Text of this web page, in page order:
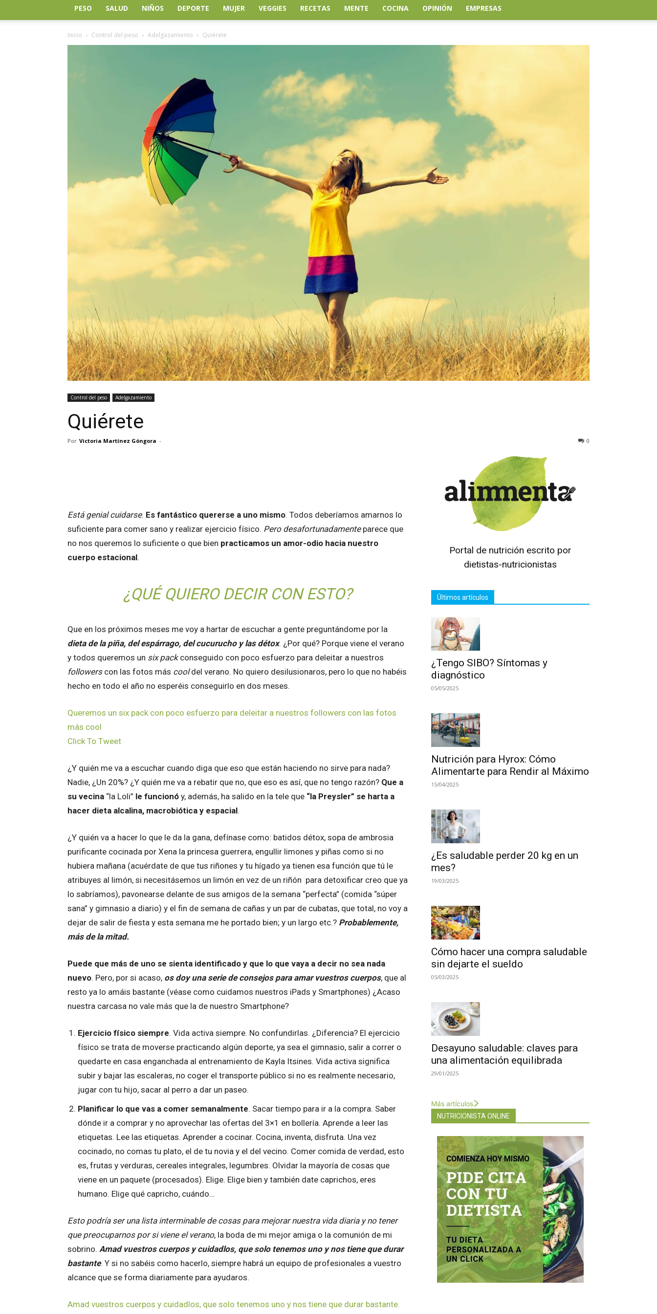
PESO SALUD NIÑOS DEPORTE MUJER VEGGIES RECETAS MENTE COCINA OPINIÓN EMPRESAS
Inicio Control del peso Adelgazamiento Quiérete
Control del peso Adelgazamiento
Quiérete
Por Victoria Martínez Góngora - 0
Está genial cuidarse. Es fantástico quererse a uno mismo. Todos deberíamos amarnos lo
suficiente para comer sano y realizar ejercicio físico. Pero desafortunadamenteparece que
no nos queremos lo suficiente o que bien practicamos un amor-odio hacia nuestro
cuerpo estacional.
¿QUÉ QUIERO DECIR CON ESTO?
Que en los próximos meses me voy a hartar de escuchar a gente preguntándome por la
dieta de la piña, del espárrago, del cucurucho y las détox. ¿Por qué? Porque viene el verano
y todos queremos un six packconseguido con poco esfuerzo para deleitar a nuestros
followerscon las fotos más cooldel verano. No quiero desilusionaros, pero lo que no habéis
hecho en todo el año no esperéis conseguirlo en dos meses.
Queremos un six pack con poco esfuerzo para deleitar a nuestros followers con las fotos
más cool
Click To Tweet
¿Y quién me va a escuchar cuando diga que eso que están haciendo no sirve para nada?
Nadie, ¿Un 20%? ¿Y quién me va a rebatir que no, que eso es así, que no tengo razón? Que a
su vecina “la Loli” le funcionó y, además, ha salido en la tele que “la Preysler” se harta a
hacer dieta alcalina, macrobiótica y espacial.
¿Y quién va a hacer lo que le da la gana, defínase como: batidos détox, sopa de ambrosia
purificante cocinada por Xena la princesa guerrera, engullir limones y piñas como si no
hubiera mañana (acuérdate de que tus riñones y tu hígado ya tienen esa función que tú le
atribuyes al limón, si necesitásemos un limón en vez de un riñón para detoxificar creo que ya
lo sabríamos), pavonearse delante de sus amigos de la semana “perfecta” (comida “súper
sana” y gimnasio a diario) y el fin de semana de cañas y un par de cubatas, que total, no voy a
dejar de salir de fiesta y esta semana me he portado bien; y un largo etc.? Probablemente,
más de la mitad.
Puede que más de uno se sienta identificado y que lo que vaya a decir no sea nada
nuevo. Pero, por si acaso, os doy una serie de consejos para amar vuestros cuerpos, que al
resto ya lo amáis bastante (véase como cuidamos nuestros iPads y Smartphones) ¿Acaso
nuestra carcasa no vale más que la de nuestro Smartphone?
Ejercicio físico siempre. Vida activa siempre. No confundirlas. ¿Diferencia? El ejercicio
físico se trata de moverse practicando algún deporte, ya sea el gimnasio, salir a correr o
quedarte en casa enganchada al entrenamiento de Kayla Itsines. Vida activa significa
subir y bajar las escaleras, no coger el transporte público si no es realmente necesario,
jugar con tu hijo, sacar al perro a dar un paseo.
Planificar lo que vas a comer semanalmente. Sacar tiempo para ir a la compra. Saber
dónde ir a comprar y no aprovechar las ofertas del 3×1 en bollería. Aprende a leer las
etiquetas. Lee las etiquetas. Aprender a cocinar. Cocina, inventa, disfruta. Una vez
cocinado, no comas tu plato, el de tu novia y el del vecino. Comer comida de verdad, esto
es, frutas y verduras, cereales integrales, legumbres. Olvidar la mayoría de cosas que
viene en un paquete (procesados). Elige. Elige bien y también date caprichos, eres
humano. Elige qué capricho, cuándo…
Esto podría ser una lista interminable de cosas para mejorar nuestra vida diaria y no tener
que preocuparnos por si viene el verano, la boda de mi mejor amiga o la comunión de mi
sobrino. Amad vuestros cuerpos y cuidadlos, que solo tenemos uno y nos tiene que durar
bastante. Y si no sabéis como hacerlo, siempre habrá un equipo de profesionales a vuestro
alcance que se forma diariamente para ayudaros.
Amad vuestros cuerpos y cuidadlos, que solo tenemos uno y nos tiene que durar bastante.
Portal de nutrición escrito por
dietistas-nutricionistas
Últimos artículos
¿Tengo SIBO? Síntomas y
diagnóstico
05/05/2025
Nutrición para Hyrox: Cómo
Alimentarte para Rendir al Máximo
15/04/2025
¿Es saludable perder 20 kg en un
mes?
19/03/2025
Cómo hacer una compra saludable
sin dejarte el sueldo
05/03/2025
Desayuno saludable: claves para
una alimentación equilibrada
29/01/2025
Más artículos
NUTRICIONISTA ONLINE